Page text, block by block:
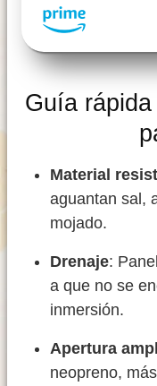
Guía
Material
aguantan sal,
mojado.
Drenaje:
a que no se
inmersión.
Apertura
neopreno,